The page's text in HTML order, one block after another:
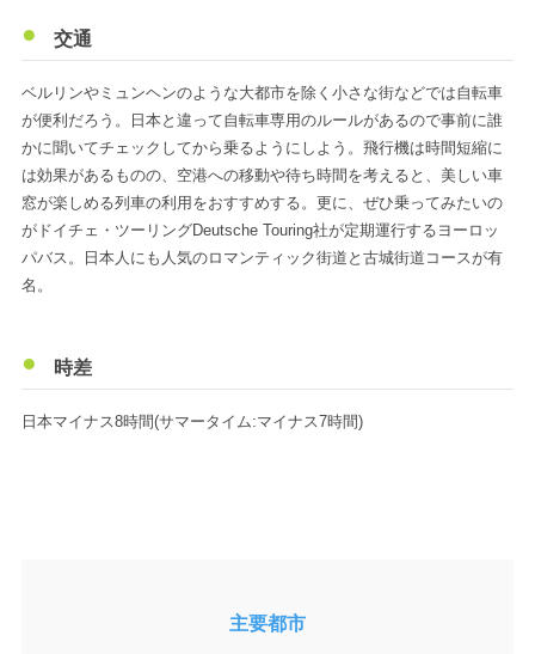
交通
ベルリンやミュンヘンのような大都市を除く小さな街などでは自転車
が便利だろう。日本と違って自転車専用のルールがあるので事前に誰
かに聞いてチェックしてから乗るようにしよう。飛行機は時間短縮に
は効果があるものの、空港への移動や待ち時間を考えると、美しい車
窓が楽しめる列車の利用をおすすめする。更に、ぜひ乗ってみたいの
がドイチェ・ツーリングDeutsche Touring社が定期運行するヨーロッ
パバス。日本人にも人気のロマンティック街道と古城街道コースが有
名。
時差
日本マイナス8時間(サマータイム:マイナス7時間)
主要都市